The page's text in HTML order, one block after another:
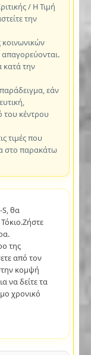
/ Η Τιμή
την
κοινωνικών
απαγορεύονται.
κατά την
εάν
του κέντρου
τιμές που
στο παρακάτω
θα
της
από τον
κομψή
να δείτε τα
χρονικό